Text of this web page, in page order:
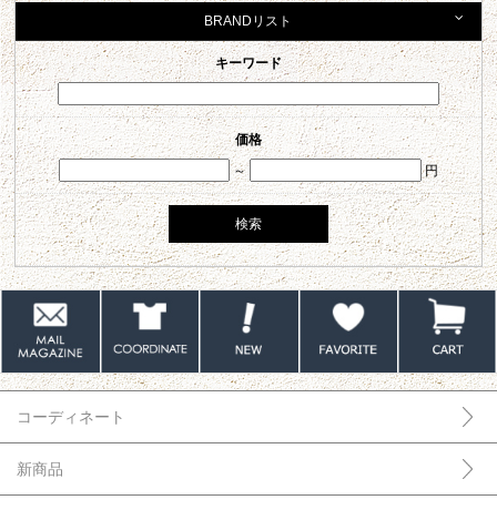
BRANDリスト
キーワード
価格
～
円
コーディネート
新商品